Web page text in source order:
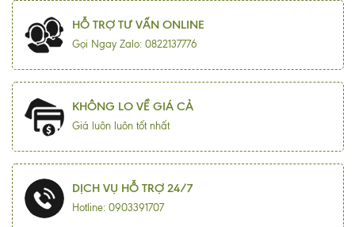
HỖ TRỢ TƯ VẤN ONLINE
Gọi Ngay Zalo: 0822137776
KHÔNG LO VỀ GIÁ CẢ
Giá luôn luôn tốt nhất
DỊCH VỤ HỖ TRỢ 24/7
Hotline: 0903391707